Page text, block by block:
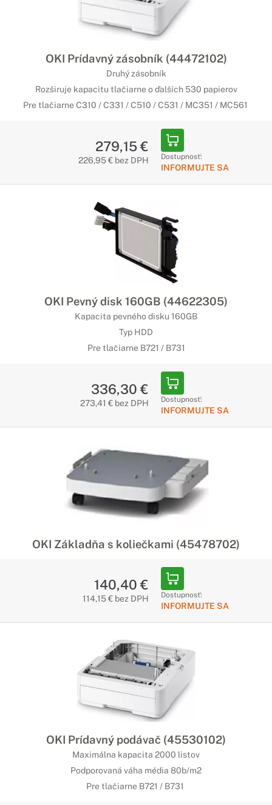
OKI Prídavný zásobník (44472102)
Druhý zásobník
Rozširuje kapacitu tlačiarne o ďalších 530 papierov
Pre tlačiarne C310 / C331 / C510 / C531 / MC351 / MC561
279,15 €
226,95 € bez DPH Dostupnosť:
INFORMUJTE SA
OKI Pevný disk 160GB (44622305)
Kapacita pevného disku 160GB
Typ HDD
Pre tlačiarne B721 / B731
336,30 €
273,41 € bez DPH Dostupnosť:
INFORMUJTE SA
OKI Základňa s koliečkami (45478702)
140,40 €
114,15 € bez DPH Dostupnosť:
INFORMUJTE SA
OKI Prídavný podávač (45530102)
Maximálna kapacita 2000 listov
Podporovaná váha média 80b/m2
Pre tlačiarne B721 / B731